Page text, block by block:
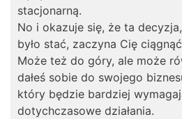
stacjonarną.
No i okazuje się, że ta
było stać, zaczyna Cię
Może też do góry, ale może
dałeś sobie do swojego
który będzie bardziej
dotychczasowe działania.